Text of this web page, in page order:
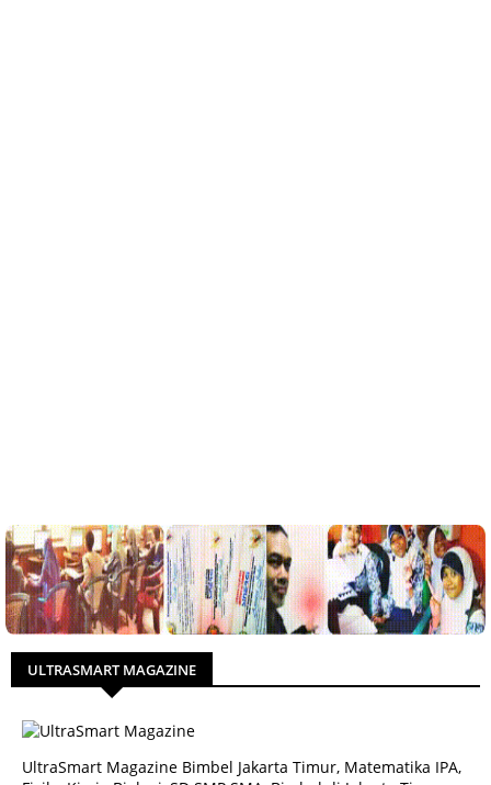
ULTRASMART MAGAZINE
UltraSmart Magazine Bimbel Jakarta Timur, Matematika IPA,